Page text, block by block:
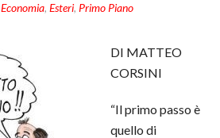
Economia, Esteri, Primo Piano
DI MATTEO
CORSINI
“Il primo passo è
quello di